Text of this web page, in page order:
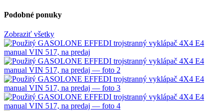
Podobné ponuky
Zobraziť všetky